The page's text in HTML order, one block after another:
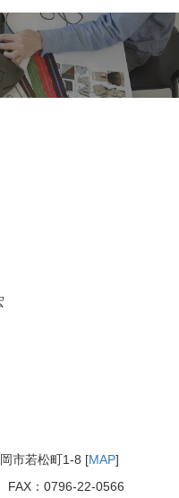
市若松町1-8 [MAP]
：0796-22-0566